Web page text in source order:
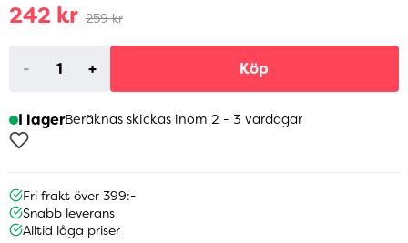
242 kr 259 kr
- + Köp
I lagerBeräknas skickas inom 2 - 3 vardagar
Fri frakt över 399:-
Snabb leverans
Alltid låga priser